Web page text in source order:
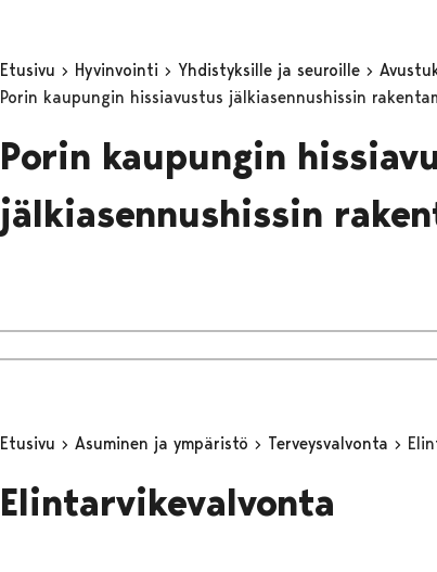
Etusivu Hyvinvointi Yhdistyksille ja seuroille
Porin kaupungin hissiavustus jälkiasennushissin
Porin kaupungin
jälkiasennushissin
Etusivu Asuminen ja ympäristö Terveysvalvonta
Elintarvikevalvonta